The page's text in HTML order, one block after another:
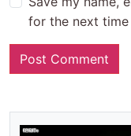
for the next time